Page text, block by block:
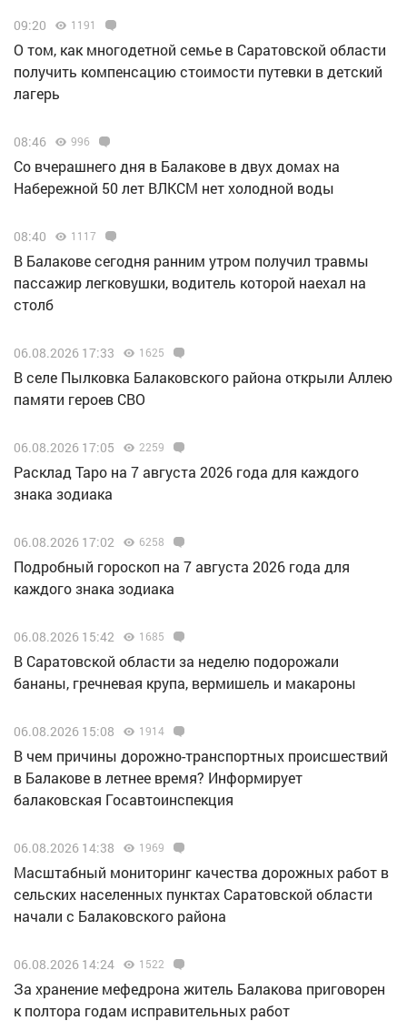
09:20 1191
О том, как многодетной семье в Саратовской области
получить компенсацию стоимости путевки в детский
лагерь
08:46 996
Со вчерашнего дня в Балакове в двух домах на
Набережной 50 лет ВЛКСМ нет холодной воды
08:40 1117
В Балакове сегодня ранним утром получил травмы
пассажир легковушки, водитель которой наехал на
столб
06.08.2026 17:33 1625
В селе Пылковка Балаковского района открыли Аллею
памяти героев СВО
06.08.2026 17:05 2259
Расклад Таро на 7 августа 2026 года для каждого
знака зодиака
06.08.2026 17:02 6258
Подробный гороскоп на 7 августа 2026 года для
каждого знака зодиака
06.08.2026 15:42 1685
В Саратовской области за неделю подорожали
бананы, гречневая крупа, вермишель и макароны
06.08.2026 15:08 1914
В чем причины дорожно-транспортных происшествий
в Балакове в летнее время? Информирует
балаковская Госавтоинспекция
06.08.2026 14:38 1969
Масштабный мониторинг качества дорожных работ в
сельских населенных пунктах Саратовской области
начали с Балаковского района
06.08.2026 14:24 1522
За хранение мефедрона житель Балакова приговорен
к полтора годам исправительных работ